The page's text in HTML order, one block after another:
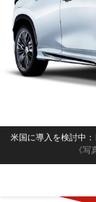
《
米国に導入を検討中